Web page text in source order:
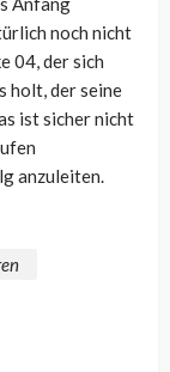
noch nicht
04, der sich
holt, der seine
ist sicher nicht
anzuleiten.